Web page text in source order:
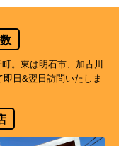
。東は明石市、加古川
日&翌日訪問いたしま